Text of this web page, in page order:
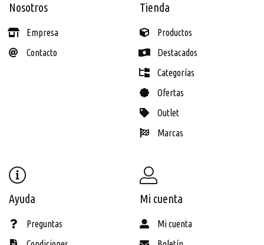
Nosotros
Empresa
Contacto
Tienda
Productos
Destacados
Categorías
Ofertas
Outlet
Marcas
Ayuda
Preguntas
Mi cuenta
Mi cuenta